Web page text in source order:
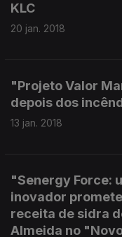
KLC
20 jan. 2018
"Projeto Valor
depois dos
13 jan. 2018
"Senergy Force:
inovador
receita de sidra
Almeida no